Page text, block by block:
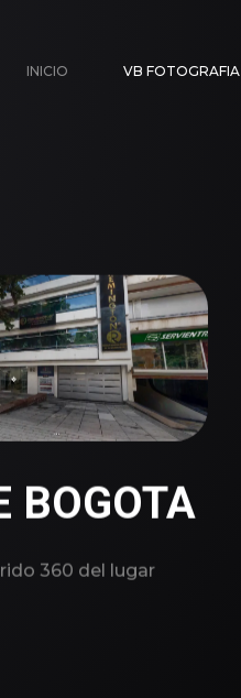
INICIO VB FOTOGRAFIA
BOGOTA
360 del lugar